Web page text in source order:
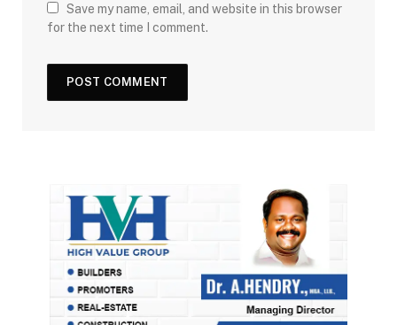
Save my name, email, and website in this browser
for the next time I comment.